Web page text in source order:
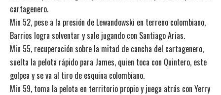
cartagenero.
Min 52, pese a la presión de Lewandowski en terreno colombiano,
Barrios logra solventar y sale jugando con Santiago Arias.
Min 55, recuperación sobre la mitad de cancha del cartagenero,
suelta la pelota rápido para James, quien toca con Quintero, este
golpea y se va al tiro de esquina colombiano.
Min 59, toma la pelota en territorio propio y juega atrás con Yerry